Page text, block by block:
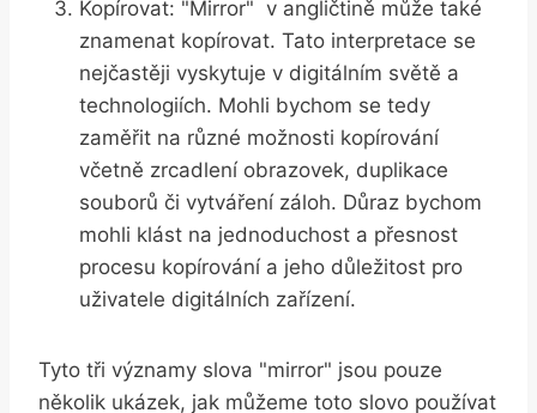
Kopírovat: "Mirror" ​ v angličtině může také
znamenat kopírovat. Tato interpretace ⁤se
nejčastěji‍ vyskytuje v digitálním světě a‌
technologiích. Mohli​ bychom ​se tedy
‍zaměřit⁣ na⁤ různé možnosti kopírování
⁣včetně ⁢zrcadlení‌ obrazovek, duplikace
⁤souborů či vytváření záloh. Důraz ⁤bychom
mohli⁣ klást na jednoduchost a‌ přesnost
procesu kopírování ‍a jeho důležitost pro
uživatele ⁤digitálních‍ zařízení.
Tyto‍ tři významy ​slova "mirror" jsou pouze
několik ukázek, jak ⁤můžeme toto slovo ​používat